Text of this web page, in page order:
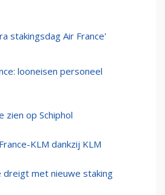
stakingsdag Air France'
looneisen personeel
zien op Schiphol
KLM dankzij KLM
dreigt met nieuwe staking